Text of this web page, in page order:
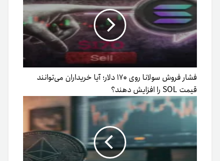
فشار فروش سولانا روی ۱۷۰ دلار؛ آیا خریداران می‌توانند
قیمت SOL را افزایش دهند؟